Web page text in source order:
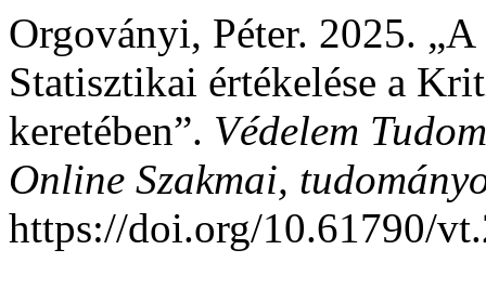
Orgoványi, Péter. 2025.
Statisztikai értékelése a
keretében”. Védelem
Online Szakmai,
https://doi.org/10.61790/